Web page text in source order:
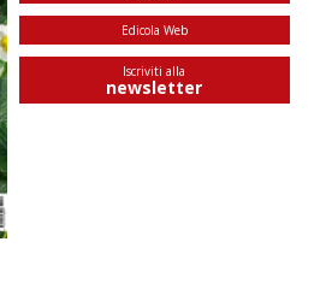
Edicola Web
Iscriviti alla
newsletter